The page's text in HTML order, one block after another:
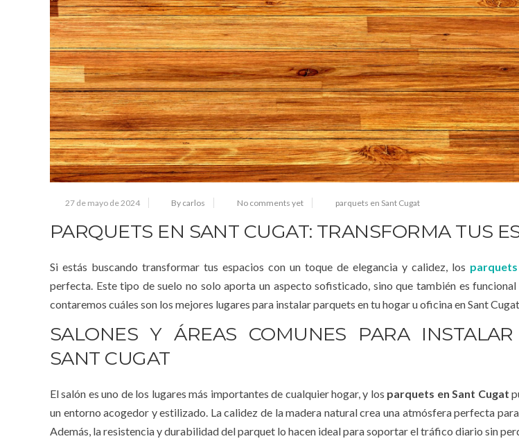
27 de mayo de 2024 By carlos No comments yet parquets en Sant Cugat
PARQUETS EN SANT CUGAT: TRANSFORMA TUS
Si estás buscando transformar tus espacios con un toque de elegancia y calidez, los
perfecta. Este tipo de suelo no solo aporta un aspecto sofisticado, sino que también es
contaremos cuáles son los mejores lugares para instalar parquets en tu hogar u oficina en Sant
SALONES Y ÁREAS COMUNES PARA
SANT CUGAT
El salón es uno de los lugares más importantes de cualquier hogar, y los parquets en Sant Cugat
un entorno acogedor y estilizado. La calidez de la madera natural crea una atmósfera perfecta
Además, la resistencia y durabilidad del parquet lo hacen ideal para soportar el tráfico diario sin